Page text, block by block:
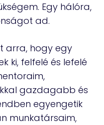
Egy hálóra,
ad.
arra, hogy egy
ki, felfelé és lefelé
gazdagabb és
egyengetik
munkatársaim,